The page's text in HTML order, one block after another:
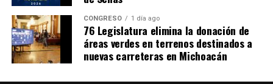
Con esta generación pionera, el CBTis 162 consolida su
apuesta por unaeducación técnica innovadora
alineada con las necesidades laborales de la región. Se
espera que más empresas se sumen al programa en
próximos ciclos.
CONGRESO 1 día ago
76 Legislatura elimina la donación de
áreas verdes en terrenos destinados a
nuevas carreteras en Michoacán